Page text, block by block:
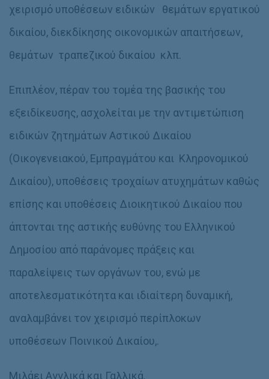
χειρισμό υποθέσεων ειδικών θεμάτων εργατικού
δικαίου, διεκδίκησης οικονομικών απαιτήσεων,
θεμάτων τραπεζικού δικαίου κλπ.
Επιπλέον, πέραν του τομέα της βασικής του
εξειδίκευσης, ασχολείται με την αντιμετώπιση
ειδικών ζητημάτων Αστικού Δικαίου
(Οικογενειακού, Εμπραγμάτου και Κληρονομικού
Δικαίου), υποθέσεις τροχαίων ατυχημάτων καθώς
επίσης και υποθέσεις Διοικητικού Δικαίου που
άπτονται της αστικής ευθύνης του Ελληνικού
Δημοσίου από παράνομες πράξεις και
παραλείψεις των οργάνων του, ενώ με
αποτελεσματικότητα και ιδιαίτερη δυναμική,
αναλαμβάνει τον χειρισμό περίπλοκων
υποθέσεων Ποινικού Δικαίου,.
Μιλάει Αγγλικά και Γαλλικά.